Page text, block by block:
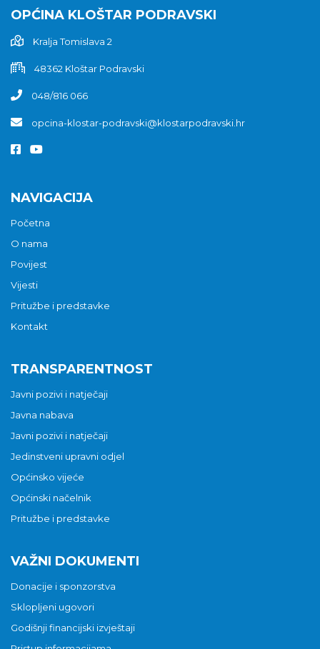
OPĆINA KLOŠTAR PODRAVSKI
Kralja Tomislava 2
48362 Kloštar Podravski
048/816 066
opcina-klostar-podravski@klostarpodravski.hr
NAVIGACIJA
Početna
O nama
Povijest
Vijesti
Pritužbe i predstavke
Kontakt
TRANSPARENTNOST
Javni pozivi i natječaji
Javna nabava
Javni pozivi i natječaji
Jedinstveni upravni odjel
Općinsko vijeće
Općinski načelnik
Pritužbe i predstavke
VAŽNI DOKUMENTI
Donacije i sponzorstva
Sklopljeni ugovori
Godišnji financijski izvještaji